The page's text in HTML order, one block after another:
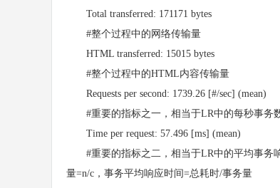
Total transferred: 171171 bytes
#整个过程中的网络传输量
HTML transferred: 15015 bytes
#整个过程中的HTML内容传输量
Requests per second: 1739.26 [#/sec] (mean)
#重要的指标之一，相当于LR中的每秒事务
Time per request: 57.496 [ms] (mean)
#重要的指标之二，相当于LR中的平均事务
量=n/c，事务平均响应时间=总耗时/事务量